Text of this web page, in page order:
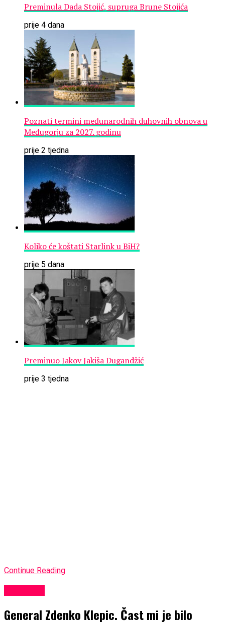
Preminula Dada Stojić, supruga Brune Stojića
prije 4 dana
Poznati termini međunarodnih duhovnih obnova u
Međugorju za 2027. godinu
prije 2 tjedna
Koliko će koštati Starlink u BiH?
prije 5 dana
Preminuo Jakov Jakiša Dugandžić
prije 3 tjedna
Continue Reading
General Zdenko Klepic. Čast mi je bilo